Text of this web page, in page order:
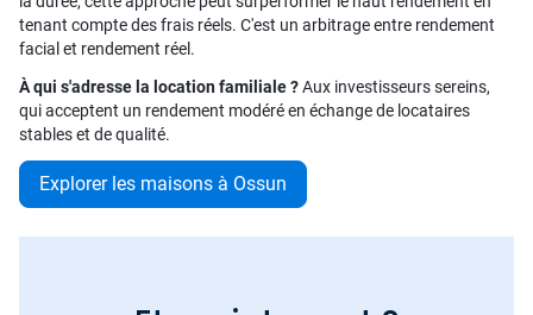
tenant compte des frais réels. C'est un arbitrage entre rendement
facial et rendement réel.
À qui s'adresse la location familiale ?Aux investisseurs sereins,
qui acceptent un rendement modéré en échange de locataires
stables et de qualité.
Explorer les maisons à Ossun